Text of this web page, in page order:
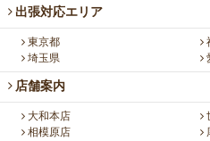
出張対応エリア
東京都
埼玉県
店舗案内
大和本店
相模原店